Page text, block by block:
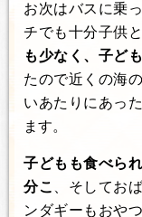
お次はバスに乗
チでも十分子供
も少なく、子ど
たので近くの海
いあたりにあった
ます。
子どもも食べら
分こ
、そしてお
ンダギーもおや